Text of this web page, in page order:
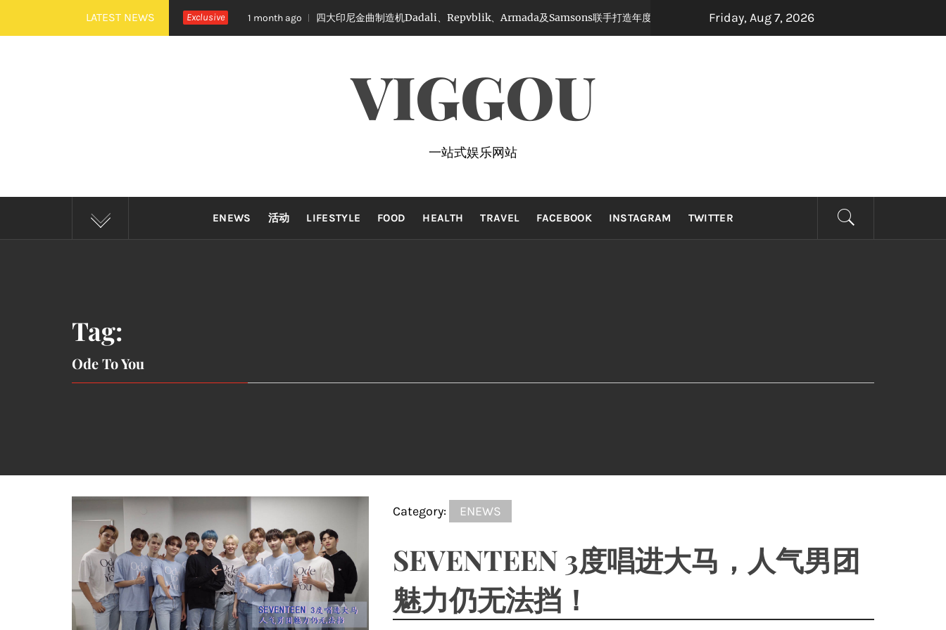
to
LATEST NEWS Exclusive
萧秉治《活着 Alive》巡演 Zepp KL 热血开唱 1 month ago 四大印尼金曲制造机Dadali、Repvblik、Armada及Samsons联手打造年度最强怀旧音乐盛宴，8月22日，约定你一起唱响青春！
Friday, Aug 7, 2026
VIGGOU
一站式娱乐网站
ENEWS 活动 LIFESTYLE FOOD HEALTH TRAVEL FACEBOOK INSTAGRAM TWITTER
Tag:
Ode To You
Category: ENEWS
SEVENTEEN 3度唱进大马，人气男团
魅力仍无法挡！